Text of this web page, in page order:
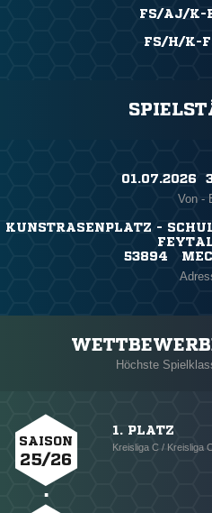
FS/AJ/K-
FS/H/K-
01.07.2026
Von -
KUNSTRASENPLATZ -
53894
Höchste
SAISON
25/26
1. PLATZ
Kreisliga C / Kreisliga